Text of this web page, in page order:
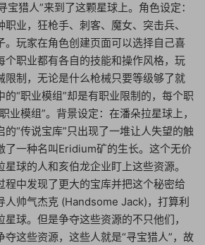
宝猎人”来到了这颗星球上。角色设定：
业，狂枪手、刺客、魔女、突击兵、
。玩家在角色创建页面可以选择自己喜
个职业都有各自的技能和操作风格，玩
限制，无论是什么枪械只要等级够了就
“职业模组”却是有职业限制的，每个职
业模组”。背景设定：在潘朵拉星球上，
“传说宝库”只出现了一堆让人失望的触
了一种名叫Eridium矿的生长。这个无价
球的人和亥伯龙企业盯上这些资源。
程中发现了更大的宝库并把这个秘密给
人帅气杰克 (Handsome Jack)，打算利
球。但是争夺这些资源的不只他们，
这些资源，这些人就是“寻宝猎人”，故